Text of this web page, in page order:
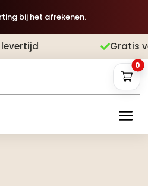
bij het afrekenen.
Gratis verzending 
0